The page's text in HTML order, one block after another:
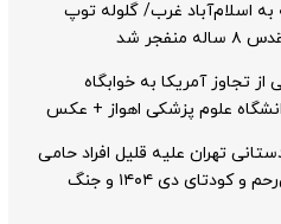
اسلام‌آباد غرب/ گلوله توپ
شد
تجاوز آمریکا به خوابگاه
علوم پزشکی اهواز + عکس
تهران علیه قلیل افراد حامی
محکومان بی‌رحم و کودتای دی‌ ۱۴۰۴ و جنگ